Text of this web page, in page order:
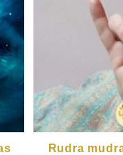
Rudra